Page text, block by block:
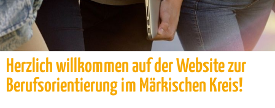
Herzlich willkommen auf der Website zur
Berufsorientierung im Märkischen Kreis!